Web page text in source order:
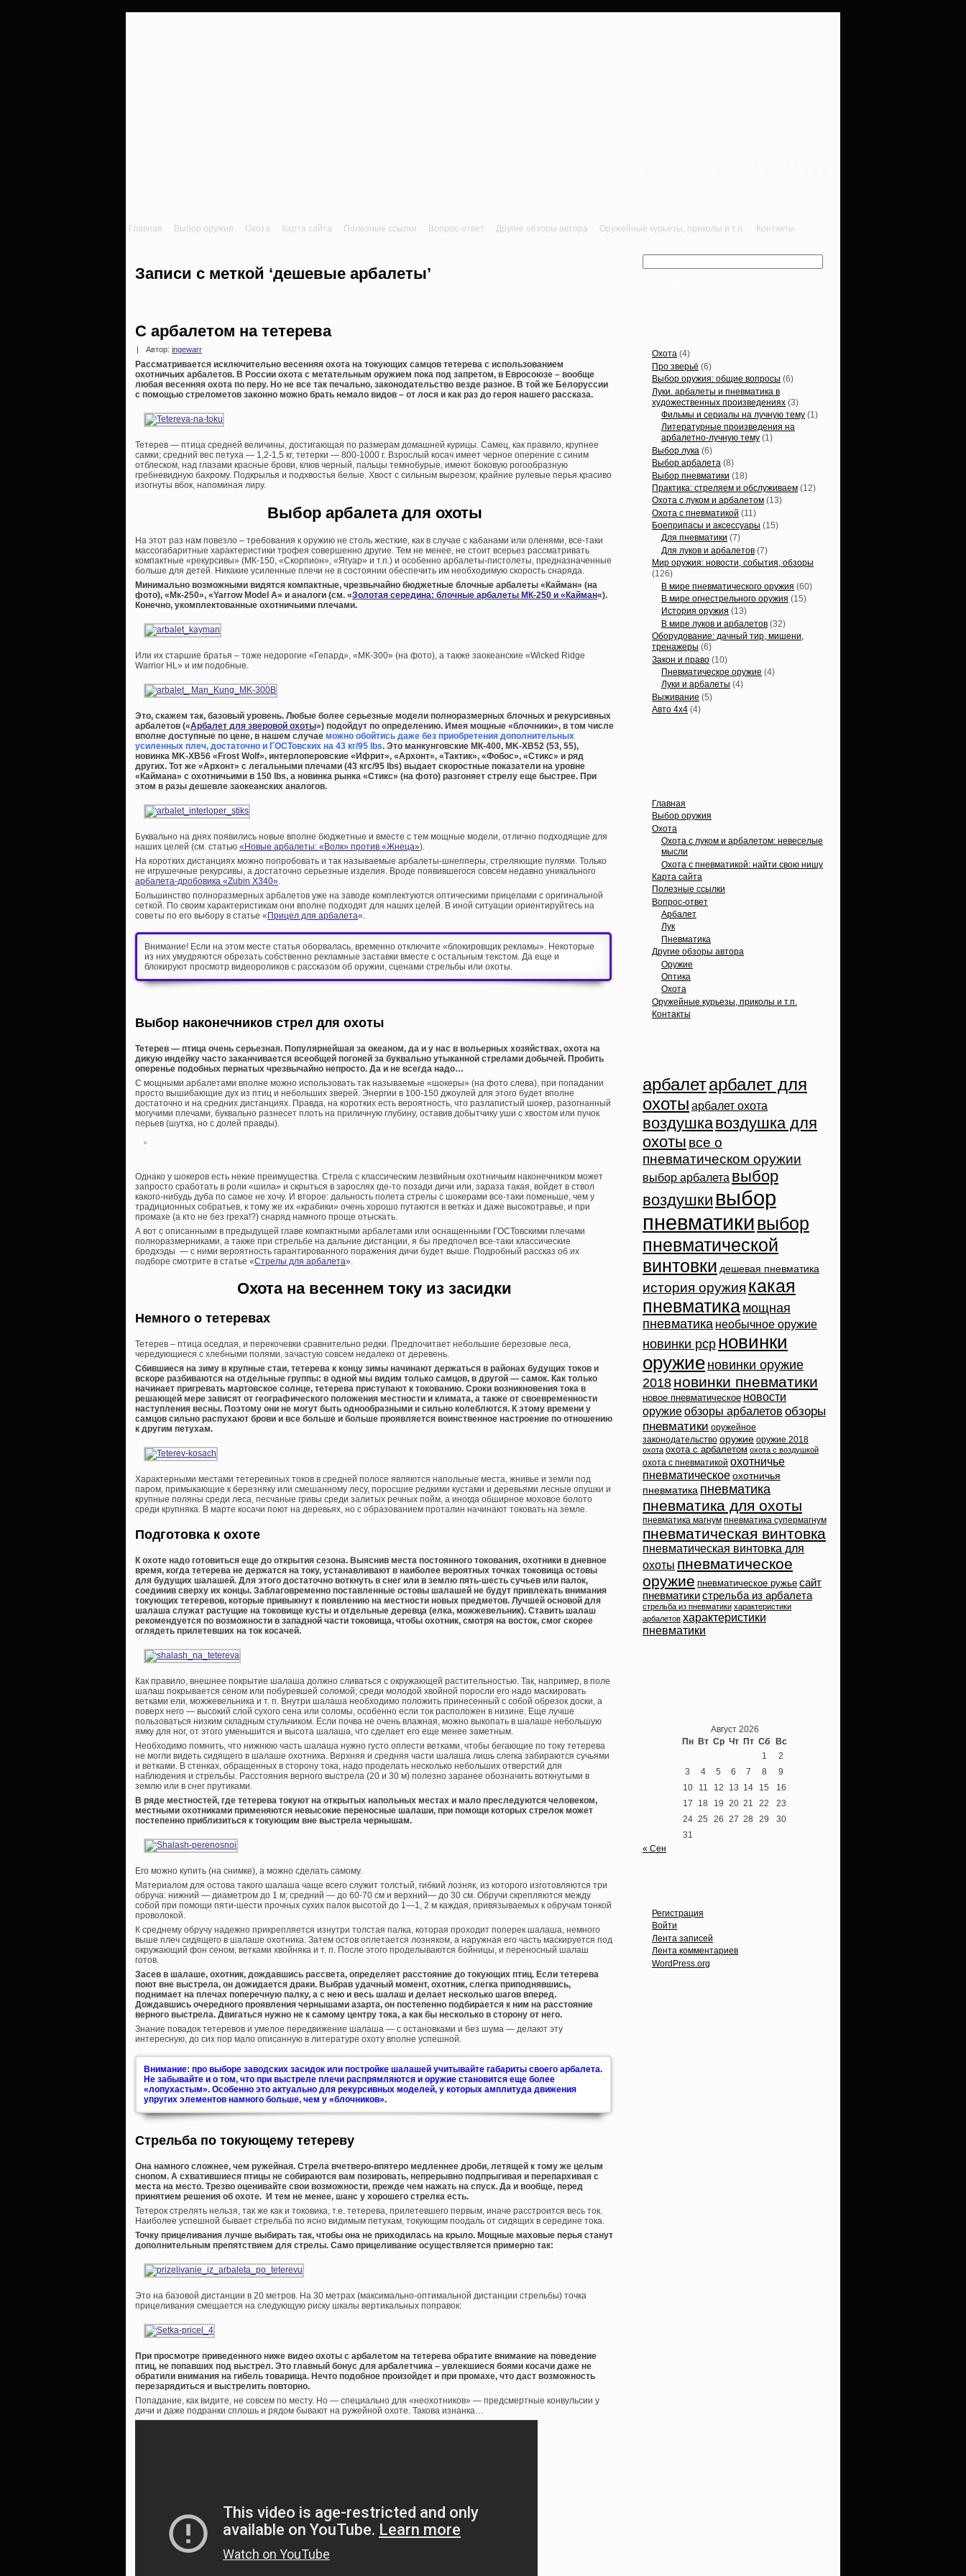
Главная Выбор оружия Охота Карта сайта Полезные ссылки Вопрос-ответ Другие обзоры автора Оружейные курьезы, приколы и т.п. Контакты
Записи с меткой ‘дешевые арбалеты’
С арбалетом на тетерева
Автор: ingewarr
Рассматривается исключительно весенняя охота на токующих самцов тетерева с использованием
охотничьих арбалетов. В России охота с метательным оружием пока под запретом, в Евросоюзе – вообще
любая весенняя охота по перу. Но не все так печально, законодательство везде разное. В той же Белоруссии
с помощью стрелометов законно можно брать немало видов – от лося и как раз до героя нашего рассказа.
Тетерев — птица средней величины, достигающая по размерам домашней курицы. Самец, как правило, крупнее
самки; средний вес петуха — 1,2-1,5 кг, тетерки — 800-1000 г. Взрослый косач имеет черное оперение с синим
отблеском, над глазами красные брови, клюв черный, пальцы темнобурые, имеют боковую рогообразную
гребневидную бахрому. Подкрылья и подхвостья белые. Хвост с сильным вырезом; крайние рулевые перья красиво
изогнуты вбок, напоминая лиру.
Выбор арбалета для охоты
На этот раз нам повезло – требования к оружию не столь жесткие, как в случае с кабанами или оленями, все-таки
массогабаритные характеристики трофея совершенно другие. Тем не менее, не стоит всерьез рассматривать
компактные «рекурсивы» (МК-150, «Скорпион», «Ягуар» и т.п.) и особенно арбалеты-пистолеты, предназначенные
больше для детей. Никакие усиленные плечи не в состоянии обеспечить им необходимую скорость снаряда.
Минимально возможными видятся компактные, чрезвычайно бюджетные блочные арбалеты «Кайман» (на
фото), «Мк-250», «Yarrow Model A» и аналоги (см. «Золотая середина: блочные арбалеты МК-250 и «Кайман«).
Конечно, укомплектованные охотничьими плечами.
Или их старшие братья – тоже недорогие «Гепард», «МК-300» (на фото), а также заокеанские «Wicked Ridge
Warrior HL» и им подобные.
Это, скажем так, базовый уровень. Любые более серьезные модели полноразмерных блочных и рекурсивных
арбалетов («Арбалет для зверовой охоты») подойдут по определению. Имея мощные «блочники», в том числе
вполне доступные по цене, в нашем случае можно обойтись даже без приобретения дополнительных
усиленных плеч, достаточно и ГОСТовских на 43 кг/95 lbs. Это манкунговские МК-400, MK-XB52 (53, 55),
новинка MK-XB56 «Frost Wolf», интерлоперовские «Ифрит», «Архонт», «Тактик», «Фобос», «Стикс» и ряд
других. Тот же «Архонт» с легальными плечами (43 кгс/95 lbs) выдает скоростные показатели на уровне
«Каймана» с охотничьими в 150 lbs, а новинка рынка «Стикс» (на фото) разгоняет стрелу еще быстрее. При
этом в разы дешевле заокеанских аналогов.
Буквально на днях появились новые вполне бюджетные и вместе с тем мощные модели, отлично подходящие для
наших целей (см. статью «Новые арбалеты: «Волк» против «Жнеца»).
На коротких дистанциях можно попробовать и так называемые арбалеты-шнепперы, стреляющие пулями. Только
не игрушечные рекурсивы, а достаточно серьезные изделия. Вроде появившегося совсем недавно уникального
арбалета-дробовика «Zubin X340»
Большинство полноразмерных арбалетов уже на заводе комплектуются оптическими прицелами с оригинальной
сеткой. По своим характеристикам они вполне подходят для наших целей. В иной ситуации ориентируйтесь на
советы по его выбору в статье «Прицел для арбалета«.
Внимание! Если на этом месте статья оборвалась, временно отключите «блокировщик рекламы». Некоторые
из них умудряются обрезать собственно рекламные заставки вместе с остальным текстом. Да еще и
блокируют просмотр видеороликов с рассказом об оружии, сценами стрельбы или охоты.
Выбор наконечников стрел для охоты
Тетерев — птица очень серьезная. Популярнейшая за океаном, да и у нас в вольерных хозяйствах, охота на
дикую индейку часто заканчивается всеобщей погоней за буквально утыканной стрелами добычей. Пробить
оперенье подобных пернатых чрезвычайно непросто. Да и не всегда надо…
С мощными арбалетами вполне можно использовать так называемые «шокеры» (на фото слева), при попадании
просто вышибающие дух из птиц и небольших зверей. Энергии в 100-150 джоулей для этого будет вполне
достаточно и на средних дистанциях. Правда, на коротких есть вероятность, что разлапистый шокер, разогнанный
могучими плечами, буквально разнесет плоть на приличную глубину, оставив добытчику уши с хвостом или пучок
перьев (шутка, но с долей правды).
Однако у шокеров есть некие преимущества. Стрела с классическим лезвийным охотничьим наконечником может
запросто сработать в роли «шила» и скрыться в зарослях где-то позади дичи или, зараза такая, войдет в ствол
какого-нибудь дуба по самое не хочу. И второе: дальность полета стрелы с шокерами все-таки поменьше, чем у
традиционных собратьев, к тому же их «крабики» очень хорошо путаются в ветках и даже высокотравье, и при
промахе (а кто не без греха!?) снаряд намного проще отыскать.
А вот с описанными в предыдущей главе компактными арбалетами или оснащенными ГОСТовскими плечами
полноразмерниками, а также при стрельбе на дальние дистанции, я бы предпочел все-таки классические
бродхэды — с ними вероятность гарантированного поражения дичи будет выше. Подробный рассказ об их
подборе смотрите в статье «Стрелы для арбалета».
Охота на весеннем току из засидки
Немного о тетеревах
Тетерев – птица оседлая, и перекочевки сравнительно редки. Предпочитает небольшие березовые леса,
чередующиеся с хлебными полями, зачастую совсем недалеко от деревень.
Сбившиеся на зиму в крупные стаи, тетерева к концу зимы начинают держаться в районах будущих токов и
вскоре разбиваются на отдельные группы: в одной мы видим только самцов, в другой — самок. Как только
начинает пригревать мартовское солнце, тетерева приступают к токованию. Сроки возникновения тока в
решающей мере зависят от географического положения местности и климата, а также от своевременности
наступления весны. Поэтому они не могут быть однообразными и сильно колеблются. К этому времени у
самцов сильно распухают брови и все больше и больше проявляется воинственное настроение по отношению
к другим петухам.
Характерными местами тетеревиных токов в средней полосе являются напольные места, жнивье и земли под
паром, примыкающие к березняку или смешанному лесу, поросшие редкими кустами и деревьями лесные опушки и
крупные поляны среди леса, песчаные гривы среди залитых речных пойм, а иногда обширное моховое болото
среди крупняка. В марте косачи поют на деревьях, но с образованием проталин начинают токовать на земле.
Подготовка к охоте
К охоте надо готовиться еще до открытия сезона. Выяснив места постоянного токования, охотники в дневное
время, когда тетерева не держатся на току, устанавливают в наиболее вероятных точках токовища остовы
для будущих шалашей. Для этого достаточно воткнуть в снег или в землю пять-шесть сучьев или палок,
соединив сверху их концы. Заблаговременно поставленные остовы шалашей не будут привлекать внимания
токующих тетеревов, которые привыкнут к появлению на местности новых предметов. Лучшей основой для
шалаша служат растущие на токовище кусты и отдельные деревца (елка, можжевельник). Ставить шалаш
рекомендуется по возможности в западной части токовища, чтобы охотник, смотря на восток, смог скорее
оглядеть прилетевших на ток косачей.
Как правило, внешнее покрытие шалаша должно сливаться с окружающей растительностью. Так, например, в поле
шалаш покрывается сеном или побуревшей соломой; среди молодой хвойной поросли его надо маскировать
ветками ели, можжевельника и т. п. Внутри шалаша необходимо положить принесенный с собой обрезок доски, а
поверх него — высокий слой сухого сена или соломы, особенно если ток расположен в низине. Еще лучше
пользоваться низким складным стульчиком. Если почва не очень влажная, можно выкопать в шалаше небольшую
ямку для ног, от этого уменьшится и высота шалаша, что сделает его еще менее заметным.
Необходимо помнить, что нижнюю часть шалаша нужно густо оплести ветками, чтобы бегающие по току тетерева
не могли видеть сидящего в шалаше охотника. Верхняя и средняя части шалаша лишь слегка забираются сучьями
и ветками. В стенках, обращенных в сторону тока, надо проделать несколько небольших отверстий для
наблюдения и стрельбы. Расстояния верного выстрела (20 и 30 м) полезно заранее обозначить воткнутыми в
землю или в снег прутиками.
В ряде местностей, где тетерева токуют на открытых напольных местах и мало преследуются человеком,
местными охотниками применяются невысокие переносные шалаши, при помощи которых стрелок может
постепенно приблизиться к токующим вне выстрела чернышам.
Его можно купить (на снимке), а можно сделать самому.
Материалом для остова такого шалаша чаще всего служит толстый, гибкий лозняк, из которого изготовляются три
обруча: нижний — диаметром до 1 м; средний — до 60-70 см и верхний— до 30 см. Обручи скрепляются между
собой при помощи пяти-шести прочных сухих палок высотой до 1—1, 2 м каждая, привязываемых к обручам тонкой
проволокой.
К среднему обручу надежно прикрепляется изнутри толстая палка, которая проходит поперек шалаша, немного
выше плеч сидящего в шалаше охотника. Затем остов оплетается лозняком, а наружная его часть маскируется под
окружающий фон сеном, ветками хвойняка и т. п. После этого проделываются бойницы, и переносный шалаш
готов.
Засев в шалаше, охотник, дождавшись рассвета, определяет расстояние до токующих птиц. Если тетерева
поют вне выстрела, он дожидается драки. Выбрав удачный момент, охотник, слегка приподнявшись,
поднимает на плечах поперечную палку, а с нею и весь шалаш и делает несколько шагов вперед.
Дождавшись очередного проявления чернышами азарта, он постепенно подбирается к ним на расстояние
верного выстрела. Двигаться нужно не к самому центру тока, а как бы несколько в сторону от него.
Знание повадок тетеревов и умелое передвижение шалаша — с остановками и без шума — делают эту
интересную, до сих пор мало описанную в литературе охоту вполне успешной.
Внимание: про выборе заводских засидок или постройке шалашей учитывайте габариты своего арбалета.
Не забывайте и о том, что при выстреле плечи распрямляются и оружие становится еще более
«лопухастым». Особенно это актуально для рекурсивных моделей, у которых амплитуда движения
упругих элементов намного больше, чем у «блочников».
Стрельба по токующему тетереву
Она намного сложнее, чем ружейная. Стрела вчетверо-впятеро медленнее дроби, летящей к тому же целым
снопом. А схватившиеся птицы не собираются вам позировать, непрерывно подпрыгивая и перепархивая с
места на место. Трезво оценивайте свои возможности, прежде чем нажать на спуск. Да и вообще, перед
принятием решения об охоте. И тем не менее, шанс у хорошего стрелка есть.
Тетерок стрелять нельзя, так же как и токовика, т.е. тетерева, прилетевшего первым, иначе расстроится весь ток.
Наиболее успешной бывает стрельба по ясно видимым петухам, токующим поодаль от сидящих в середине тока.
Точку прицеливания лучше выбирать так, чтобы она не приходилась на крыло. Мощные маховые перья станут
дополнительным препятствием для стрелы. Само прицеливание осуществляется примерно так:
Это на базовой дистанции в 20 метров. На 30 метрах (максимально-оптимальной дистанции стрельбы) точка
прицеливания смещается на следующую риску шкалы вертикальных поправок:
При просмотре приведенного ниже видео охоты с арбалетом на тетерева обратите внимание на поведение
птиц, не попавших под выстрел. Это главный бонус для арбалетчика – увлекшиеся боями косачи даже не
обратили внимания на гибель товарища. Нечто подобное произойдет и при промахе, что даст возможность
перезарядиться и выстрелить повторно.
Попадание, как видите, не совсем по месту. Но — специально для «неохотников» — предсмертные конвульсии у
дичи и даже подранки сплошь и рядом бывают на ружейной охоте. Такова изнанка…
Охота (4)
Про зверьё (6)
Выбор оружия: общие вопросы (6)
Луки. арбалеты и пневматика в
художественных произведениях (3)
Фильмы и сериалы на лучную тему (1)
Литературные произведения на
арбалетно-лучную тему (1)
Выбор лука (6)
Выбор арбалета (8)
Выбор пневматики (18)
Практика: стреляем и обслуживаем (12)
Охота с луком и арбалетом (13)
Охота с пневматикой (11)
Боеприпасы и аксессуары (15)
Для пневматики (7)
Для луков и арбалетов (7)
Мир оружия: новости, события, обзоры
(126)
В мире пневматического оружия (60)
В мире огнестрельного оружия (15)
История оружия (13)
В мире луков и арбалетов (32)
Оборудование: дачный тир, мишени,
тренажеры (6)
Закон и право (10)
Пневматическое оружие (4)
Луки и арбалеты (4)
Выживание (5)
Авто 4х4 (4)
Главная
Выбор оружия
Охота
Охота с луком и арбалетом: невеселые
мысли
Охота с пневматикой: найти свою нишу
Карта сайта
Полезные ссылки
Вопрос-ответ
Арбалет
Лук
Пневматика
Другие обзоры автора
Оружие
Оптика
Охота
Оружейные курьезы, приколы и т.п.
Контакты
арбалетарбалет для
охоты арбалет охота
воздушкавоздушка для
охоты все о
пневматическом оружии
выбор арбалета выбор
воздушки выбор
пневматикивыбор
пневматической
винтовки дешевая пневматика
история оружия какая
пневматика мощная
пневматика необычное оружие
новинки pcp новинки
оружие новинки оружие
2018 новинки пневматики
новое пневматическое новости
оружиеобзоры арбалетов обзоры
пневматики оружейное
законодательство оружие оружие 2018
охота охота с арбалетом охота с воздушкой
охота с пневматикой охотничье
пневматическое охотничья
пневматика пневматика
пневматика для охоты
пневматика магнум пневматика супермагнум
пневматическая винтовка
пневматическая винтовка для
охоты пневматическое
оружие пневматическое ружье сайт
пневматикистрельба из арбалета
стрельба из пневматики характеристики
арбалетов характеристики
пневматики
Август 2026
Пн Вт Ср Чт Пт Сб Вс
1
2
3
4 5 6 7 8
9
10
11 12 13 14 15
16
17
18 19 20 21 22
23
24 25 26 27 28 29
30
31
« Сен
Регистрация
Войти
Лента записей
Лента комментариев
WordPress.org